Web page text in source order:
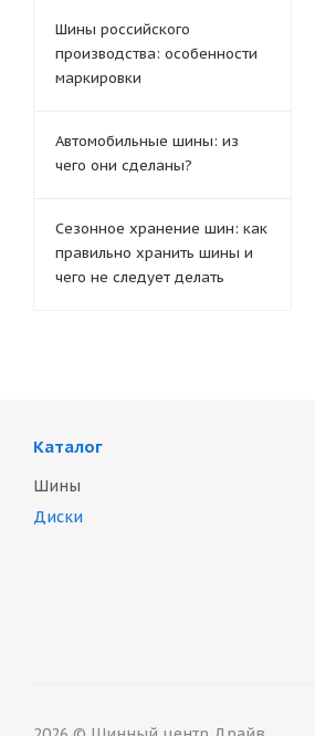
Шины российского
производства: особенности
маркировки
Автомобильные шины: из
чего они сделаны?
Сезонное хранение шин: как
правильно хранить шины и
чего не следует делать
Каталог
Шины
Диски